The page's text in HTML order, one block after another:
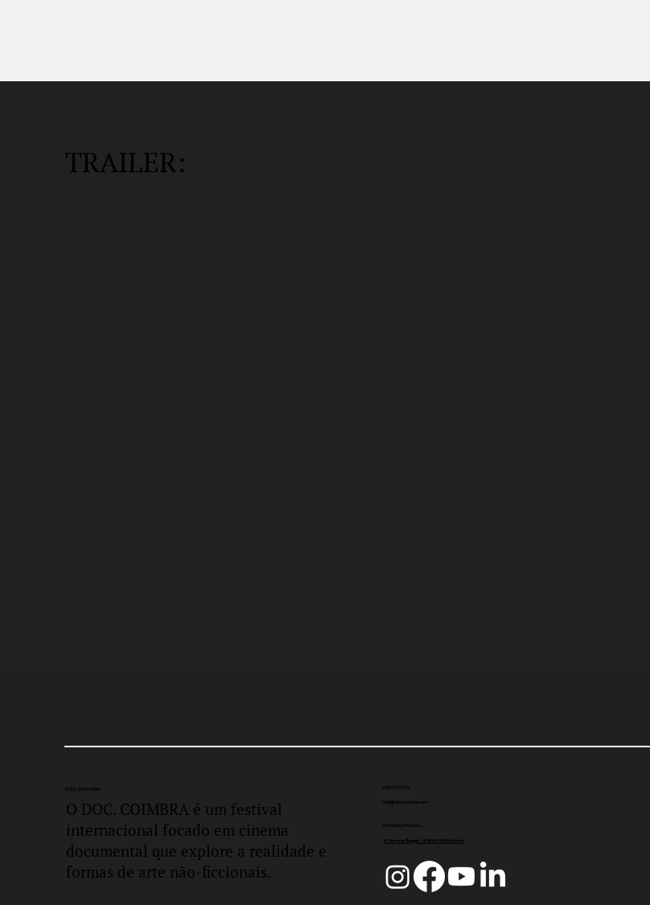
TRAILER:
DOC. COIMBRA
O DOC. COIMBRA é um festival
internacional focado em cinema
documental que explore a realidade e
formas de arte não-ficcionais.
CONTACTO
info@doccoimbra.com
MORADA FISCAL:
R. Ferreira Borges 15, 3000-180 Coimbra